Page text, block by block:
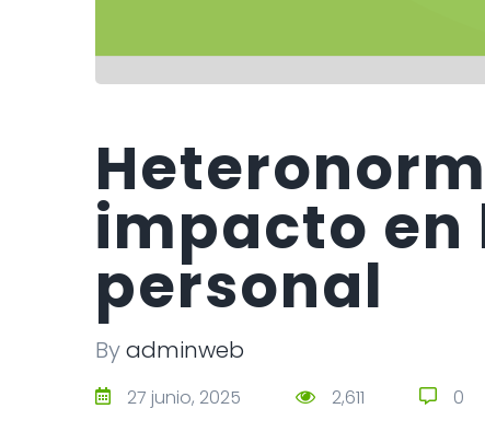
impacto
personal
Byadminweb
27 junio, 2025 2,611 0